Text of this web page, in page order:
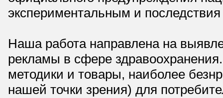
экспериментальным и
Наша работа направлена на
рекламы в сфере
методики и товары, наиболее
нашей точки зрения) для